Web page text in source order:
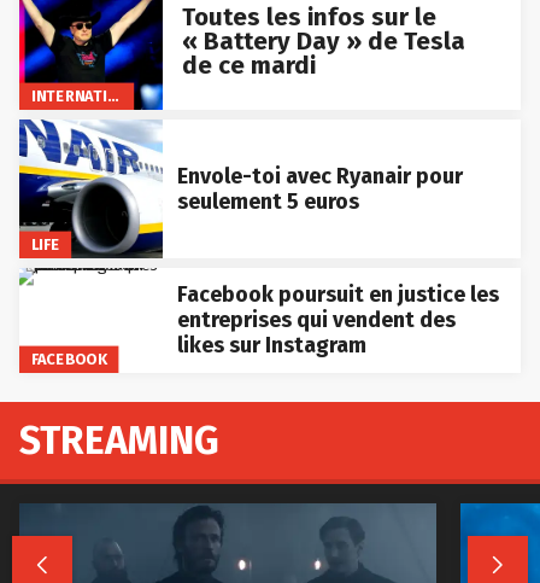
INTERNATIONAL
Toutes les infos sur le
« Battery Day » de Tesla
de ce mardi
LIFE
Envole-toi avec Ryanair pour
seulement 5 euros
FACEBOOK
Facebook poursuit en justice les
entreprises qui vendent des
likes sur Instagram
STREAMING
 